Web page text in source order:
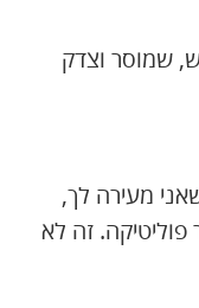
שמוסר וצדק
מעירה לך,
זה לא